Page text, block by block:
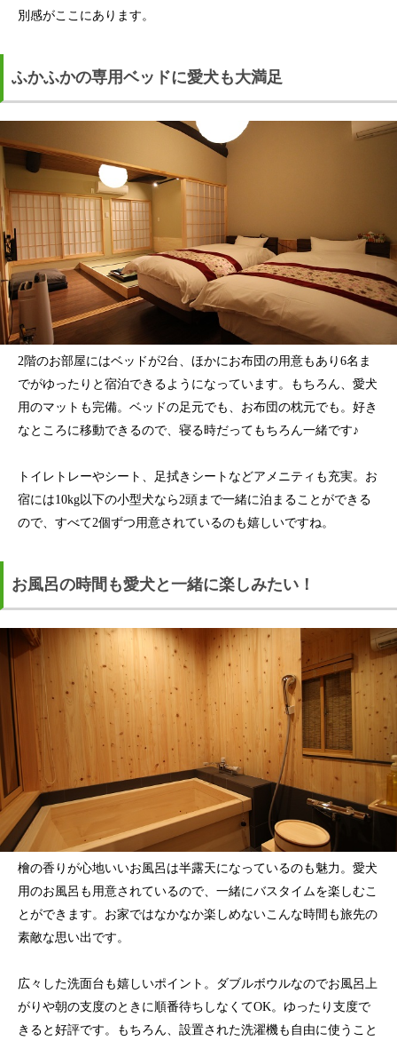
別感がここにあります。
ふかふかの専用ベッドに愛犬も大満足
2階のお部屋にはベッドが2台、ほかにお布団の用意もあり6名ま
でがゆったりと宿泊できるようになっています。もちろん、愛犬
用のマットも完備。ベッドの足元でも、お布団の枕元でも。好き
なところに移動できるので、寝る時だってもちろん一緒です♪
トイレトレーやシート、足拭きシートなどアメニティも充実。お
宿には10kg以下の小型犬なら2頭まで一緒に泊まることができる
ので、すべて2個ずつ用意されているのも嬉しいですね。
お風呂の時間も愛犬と一緒に楽しみたい！
檜の香りが心地いいお風呂は半露天になっているのも魅力。愛犬
用のお風呂も用意されているので、一緒にバスタイムを楽しむこ
とができます。お家ではなかなか楽しめないこんな時間も旅先の
素敵な思い出です。
広々した洗面台も嬉しいポイント。ダブルボウルなのでお風呂上
がりや朝の支度のときに順番待ちしなくてOK。ゆったり支度で
きると好評です。もちろん、設置された洗濯機も自由に使うこと